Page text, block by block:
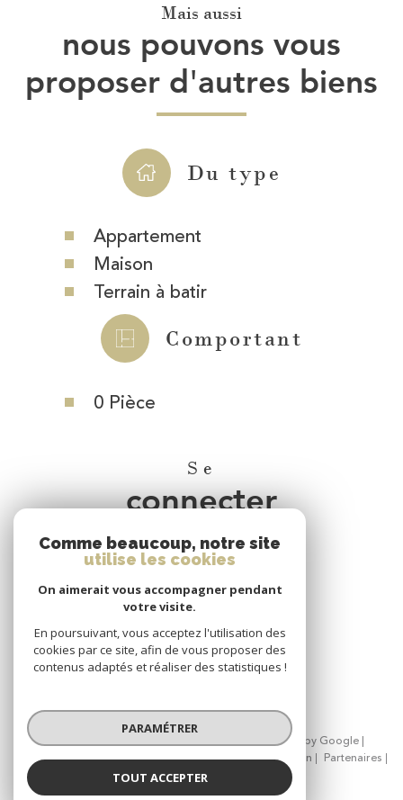
Mais aussi
nous pouvons vous
proposer d'autres biens
Du type
Appartement
Maison
Terrain à batir
Comportant
0 Pièce
Se
connecter
espace propriétaire
Nous
adhérons
© 2026 | Tous droits réservés | Traduction powered by Google |
Nos honoraires
Plan du site Mentions légales Admin
Partenaires
Politique RGPD
Comme beaucoup, notre site
utilise les cookies
On aimerait vous accompagner pendant
votre visite.
En poursuivant, vous acceptez l'utilisation des
cookies par ce site, afin de vous proposer des
contenus adaptés et réaliser des statistiques !
PARAMÉTRER
TOUT ACCEPTER